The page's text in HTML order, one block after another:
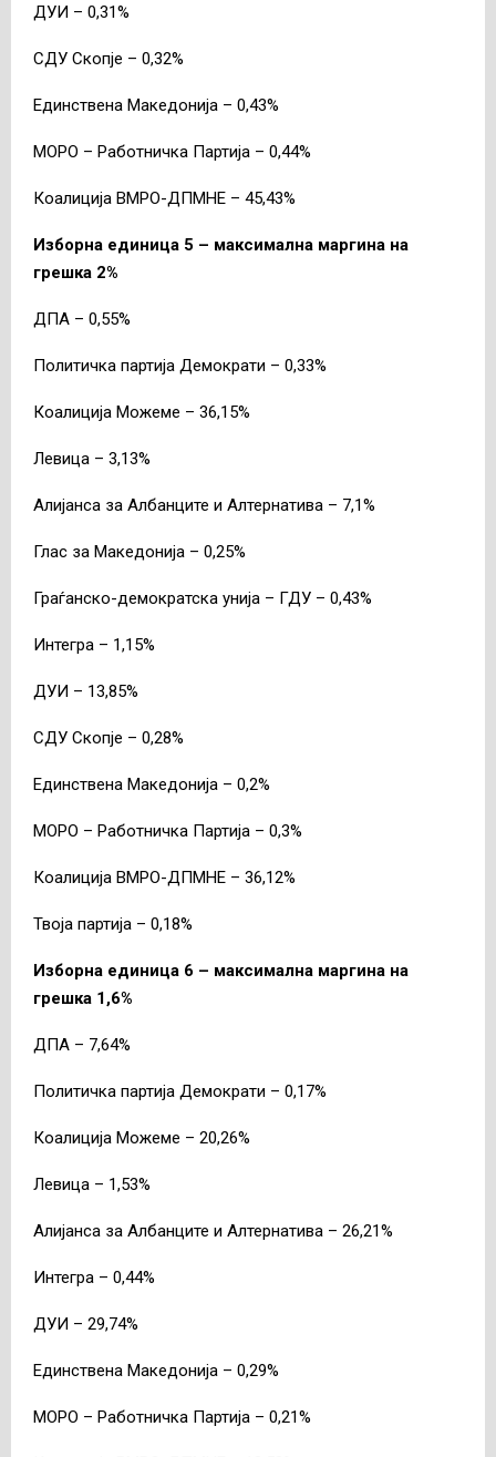
ДУИ – 0,31%
СДУ Скопје – 0,32%
Единствена Македонија – 0,43%
МОРО – Работничка Партија – 0,44%
Коалиција ВМРО-ДПМНЕ – 45,43%
Изборна единица 5 – максимална маргина на
грешка 2%
ДПА – 0,55%
Политичка партија Демократи – 0,33%
Коалиција Можеме – 36,15%
Левица – 3,13%
Алијанса за Албанците и Алтернатива – 7,1%
Глас за Македонија – 0,25%
Граѓанско-демократска унија – ГДУ – 0,43%
Интегра – 1,15%
ДУИ – 13,85%
СДУ Скопје – 0,28%
Единствена Македонија – 0,2%
МОРО – Работничка Партија – 0,3%
Коалиција ВМРО-ДПМНЕ – 36,12%
Твоја партија – 0,18%
Изборна единица 6 – максимална маргина на
грешка 1,6%
ДПА – 7,64%
Политичка партија Демократи – 0,17%
Коалиција Можеме – 20,26%
Левица – 1,53%
Алијанса за Албанците и Алтернатива – 26,21%
Интегра – 0,44%
ДУИ – 29,74%
Единствена Македонија – 0,29%
МОРО – Работничка Партија – 0,21%